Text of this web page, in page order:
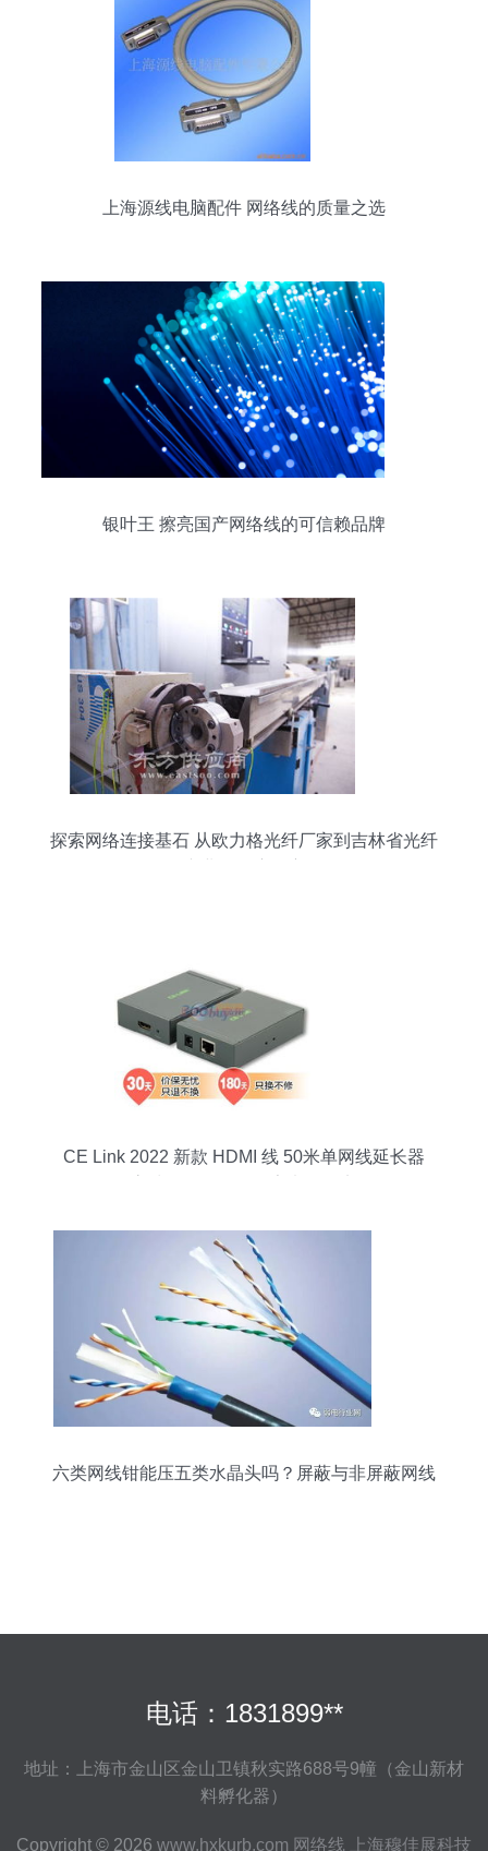
上海源线电脑配件 网络线的质量之选
银叶王 擦亮国产网络线的可信赖品牌
探索网络连接基石 从欧力格光纤厂家到吉林省光纤
CE Link 2022 新款 HDMI 线 50米单网线延长器
六类网线钳能压五类水晶头吗？屏蔽与非屏蔽网线
电话：1831899**
地址：上海市金山区金山卫镇秋实路688号9幢（金山新材
料孵化器）
Copyright © 2026 www.hxkurb.com 网络线 上海穆佳展科技